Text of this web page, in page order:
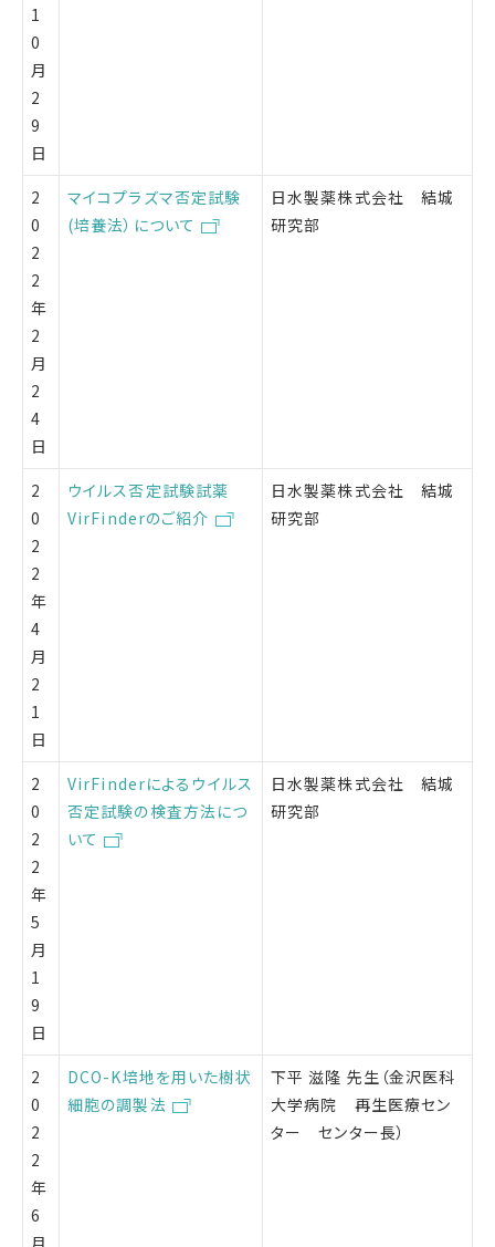
1
0
月
2
9
日
2
0
2
2
年
2
月
2
4
日
マイコプラズマ否定試験
(培養法）について
日水製薬株式会社 結城
研究部
2
0
2
2
年
4
月
2
1
日
ウイルス否定試験試薬
VirFinderのご紹介
日水製薬株式会社 結城
研究部
2
0
2
2
年
5
月
1
9
日
VirFinderによるウイルス
否定試験の検査方法につ
いて
日水製薬株式会社 結城
研究部
2
0
2
2
年
6
DCO-K培地を用いた樹状
細胞の調製法
下平 滋隆 先生（金沢医科
大学病院 再生医療セン
ター センター長）